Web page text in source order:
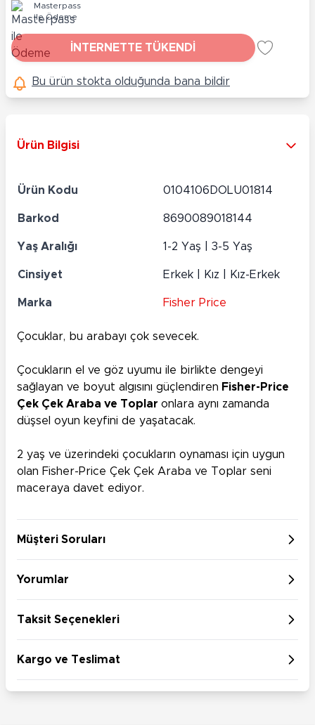
Masterpass
ile Ödeme
İNTERNETTE TÜKENDİ
Bu ürün stokta olduğunda bana bildir
Ürün Bilgisi
Ürün Kodu 0104106DOLU01814
Barkod 8690089018144
Yaş Aralığı 1-2 Yaş | 3-5 Yaş
Cinsiyet Erkek | Kız | Kız-Erkek
Marka Fisher Price
Çocuklar, bu arabayı çok sevecek.
Çocukların el ve göz uyumu ile birlikte dengeyi
sağlayan ve boyut algısını güçlendiren Fisher-Price
Çek Çek Araba ve Toplar onlara aynı zamanda
düşsel oyun keyfini de yaşatacak.
2 yaş ve üzerindeki çocukların oynaması için uygun
olan Fisher-Price Çek Çek Araba ve Toplar seni
maceraya davet ediyor.
Müşteri Soruları
Yorumlar
Taksit Seçenekleri
Kargo ve Teslimat